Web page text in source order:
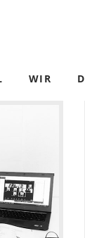
WIR